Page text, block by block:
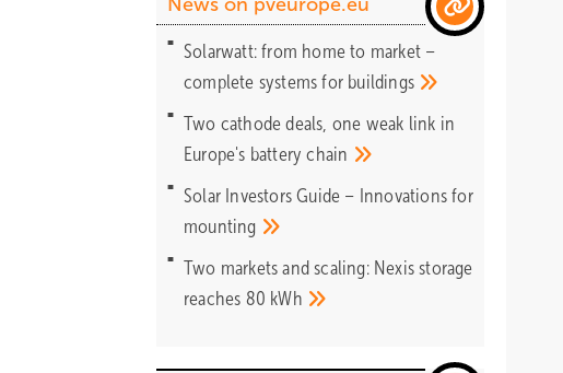
News on pveurope.eu
Solarwatt: from home to market –
complete systems for buildings
Two cathode deals, one weak link in
Europe's batterychain
Solar Investors Guide – Innovations for
mounting
Two markets and scaling: Nexis storage
reaches 80 kWh